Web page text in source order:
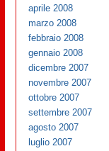
aprile 2008
marzo 2008
febbraio 2008
gennaio 2008
dicembre 2007
novembre 2007
ottobre 2007
settembre 2007
agosto 2007
luglio 2007